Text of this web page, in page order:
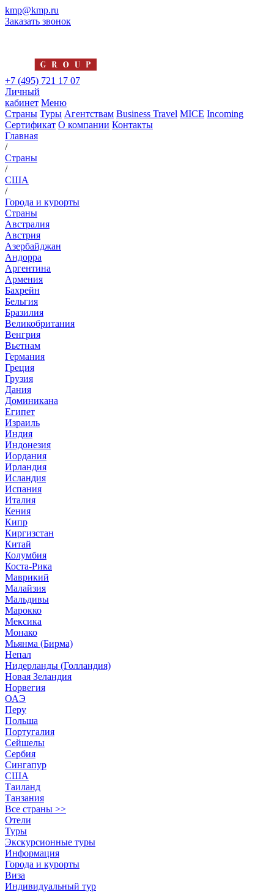
kmp@kmp.ru
Заказать звонок
+7 (495) 721 17 07
Личный
кабинет Меню
Страны Туры Агентствам Business Travel MICE Incoming
Сертификат О компании Контакты
Главная
/
Страны
/
США
/
Города и курорты
Страны
Австралия
Австрия
Азербайджан
Андорра
Аргентина
Армения
Бахрейн
Бельгия
Бразилия
Великобритания
Венгрия
Вьетнам
Германия
Греция
Грузия
Дания
Доминикана
Египет
Израиль
Индия
Индонезия
Иордания
Ирландия
Исландия
Испания
Италия
Кения
Кипр
Киргизстан
Китай
Колумбия
Коста-Рика
Маврикий
Малайзия
Мальдивы
Марокко
Мексика
Монако
Мьянма (Бирма)
Непал
Нидерланды (Голландия)
Новая Зеландия
Норвегия
ОАЭ
Перу
Польша
Португалия
Сейшелы
Сербия
Сингапур
США
Таиланд
Танзания
Все страны >>
Отели
Туры
Экскурсионные туры
Информация
Города и курорты
Виза
Индивидуальный тур